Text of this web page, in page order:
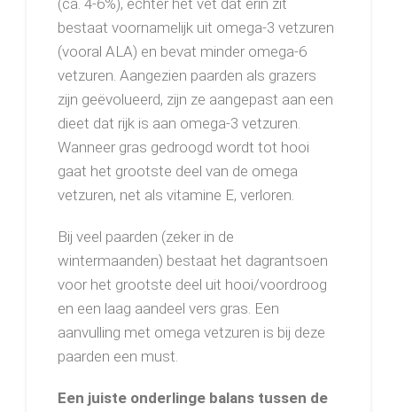
(ca. 4-6%), echter het vet dat erin zit
bestaat voornamelijk uit omega-3 vetzuren
(vooral ALA) en bevat minder omega-6
vetzuren. Aangezien paarden als grazers
zijn geëvolueerd, zijn ze aangepast aan een
dieet dat rijk is aan omega-3 vetzuren.
Wanneer gras gedroogd wordt tot hooi
gaat het grootste deel van de omega
vetzuren, net als vitamine E, verloren.
Bij veel paarden (zeker in de
wintermaanden) bestaat het dagrantsoen
voor het grootste deel uit hooi/voordroog
en een laag aandeel vers gras. Een
aanvulling met omega vetzuren is bij deze
paarden een must.
Een juiste onderlinge balans tussen de